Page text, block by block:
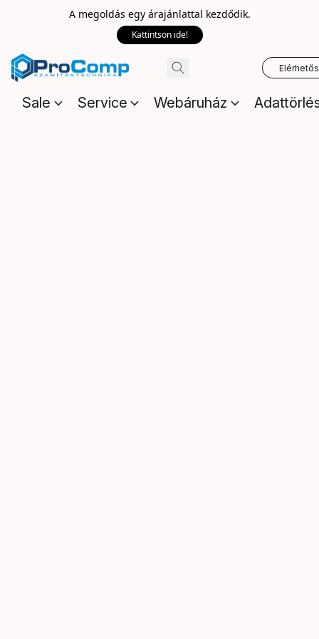
A megoldás egy árajánlattal kezdődik.
Kattintson ide!
Sale Service Webáruház